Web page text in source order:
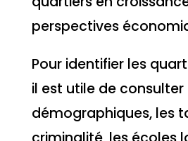
perspectives
Pour identifier les
il est utile de consulter
démographiques, les